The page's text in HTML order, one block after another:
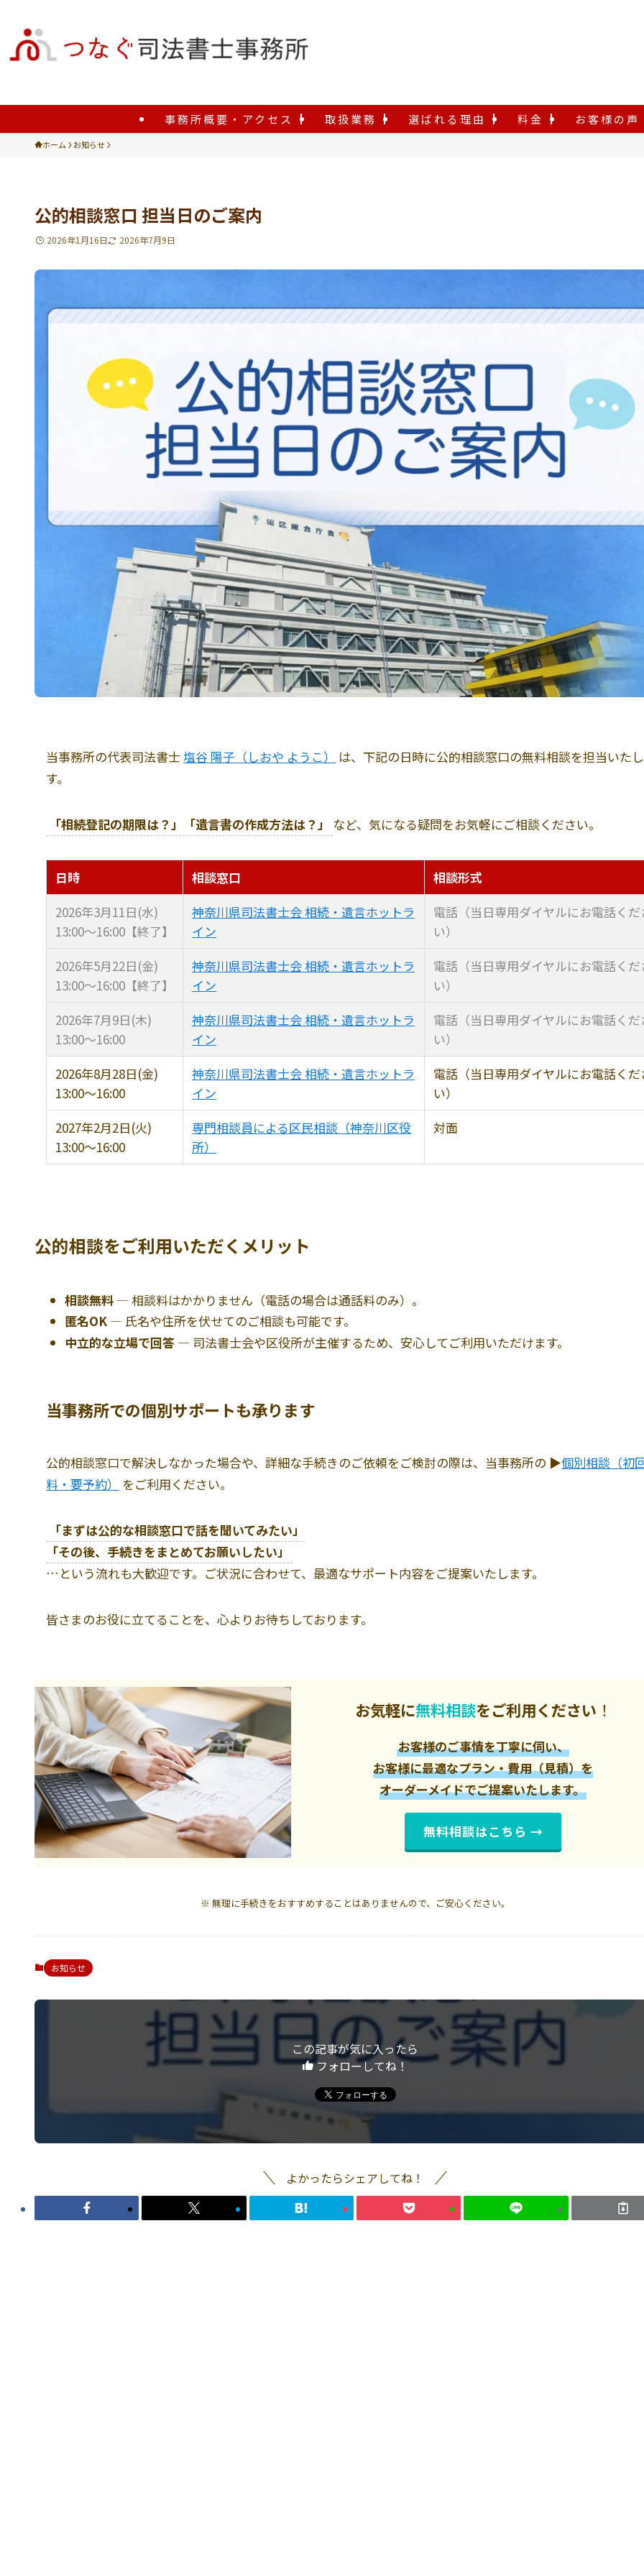
事務所概要・アクセス 取扱業務 選ばれる理由 料金 お客様の声
ホーム お知らせ
公的相談窓口 担当日のご案内
2026年1月16日 2026年7月9日
当事務所の代表司法書士塩谷 陽子（しおや ようこ）
は、下記の日時に公的相談窓口の無料相談を担当いた
す。
「相続登記の期限は？」「遺言書の作成方法は？」 など、気になる疑問をお気軽にご相談ください。
日時 相談窓口
相談形式
2026年3月11日(水)
13:00〜16:00【終了】
神奈川県司法書士会 相続・遺言ホットラ
イン
電話（当日専用ダイヤルにお電話くだ
い）
2026年5月22日(金)
13:00〜16:00【終了】
神奈川県司法書士会 相続・遺言ホットラ
イン
電話（当日専用ダイヤルにお電話くだ
い）
2026年7月9日(木)
13:00〜16:00
神奈川県司法書士会 相続・遺言ホットラ
イン
電話（当日専用ダイヤルにお電話くだ
い）
2026年8月28日(金)
13:00〜16:00
神奈川県司法書士会 相続・遺言ホットラ
イン
電話（当日専用ダイヤルにお電話くだ
い）
2027年2月2日(火)
13:00〜16:00
専門相談員による区民相談（神奈川区役
所）
対面
公的相談をご利用いただくメリット
相談無料― 相談料はかかりません（電話の場合は通話料のみ）。
匿名OK― 氏名や住所を伏せてのご相談も可能です。
中立的な立場で回答― 司法書士会や区役所が主催するため、安心してご利用いただけます。
当事務所での個別サポートも承ります
公的相談窓口で解決しなかった場合や、詳細な手続きのご依頼をご検討の際は、当事務所の ▶個別相談（初
料・要予約）
をご利用ください。
「まずは公的な相談窓口で話を聞いてみたい」
「その後、手続きをまとめてお願いしたい」
…という流れも大歓迎です。ご状況に合わせて、最適なサポート内容をご提案いたします。
皆さまのお役に立てることを、心よりお待ちしております。
お気軽に無料相談をご利用ください ！
お客様のご事情を丁寧に伺い、
お客様に最適なプラン・費用（見積）を
オーダーメイドでご提案いたします。
無料相談はこちら →
※ 無理に手続きをおすすめすることはありませんので、ご安心ください。
お知らせ
この記事が気に入ったら
フォローしてね！
よかったらシェアしてね！